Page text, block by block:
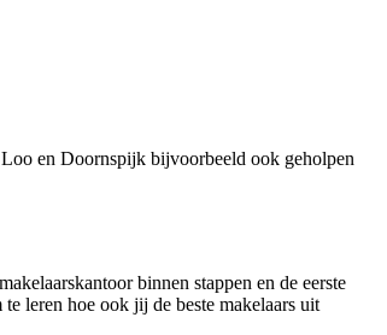
en Doornspijk bijvoorbeeld ook geholpen
binnen stappen en de eerste
leren hoe ook jij de beste makelaars uit